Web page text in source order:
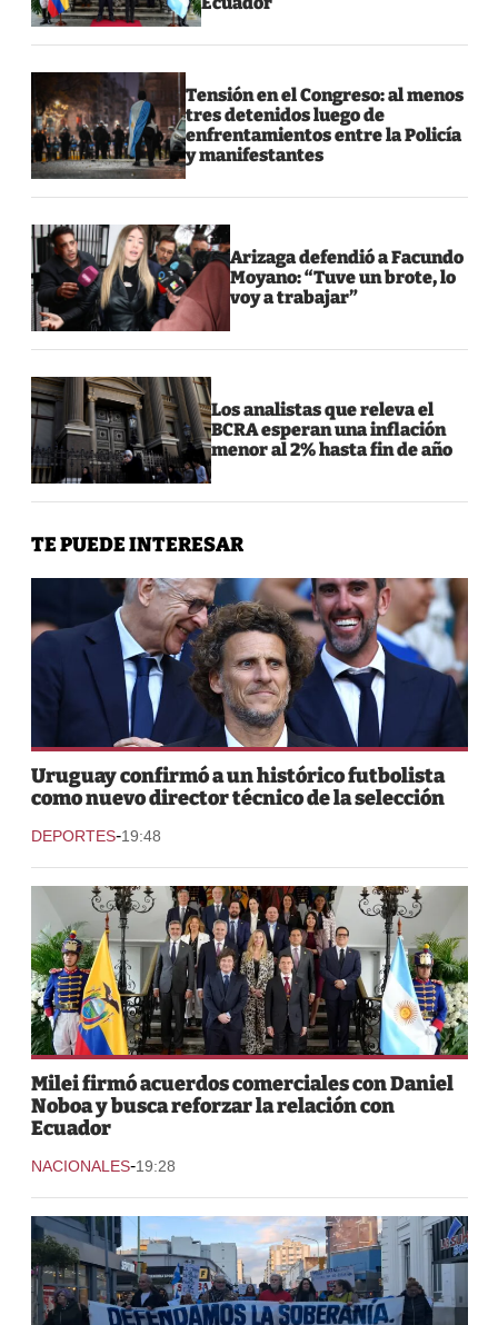
Tensión en el Congreso: al menos
tres detenidos luego de
enfrentamientos entre la Policía
y manifestantes
Arizaga defendió a Facundo
Moyano: “Tuve un brote, lo
voy a trabajar”
Los analistas que releva el
BCRA esperan una inflación
menor al 2% hasta fin de año
TE PUEDE INTERESAR
Uruguay confirmó a un histórico futbolista
como nuevo director técnico de la selección
DEPORTES-19:48
Milei firmó acuerdos comerciales con Daniel
Noboa y busca reforzar la relación con
Ecuador
NACIONALES-19:28